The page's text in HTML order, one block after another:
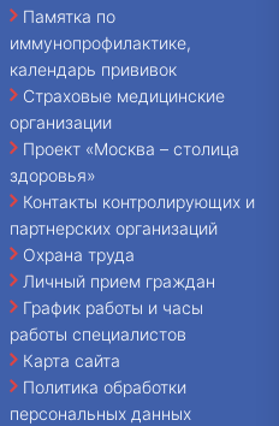
Памятка по
иммунопрофилактике,
календарь прививок
Страховые медицинские
организации
Проект «Москва – столица
здоровья»
Контакты контролирующих и
партнерских организаций
Охрана труда
Личный прием граждан
График работы и часы
работы специалистов
Карта сайта
Политика обработки
персональных данных